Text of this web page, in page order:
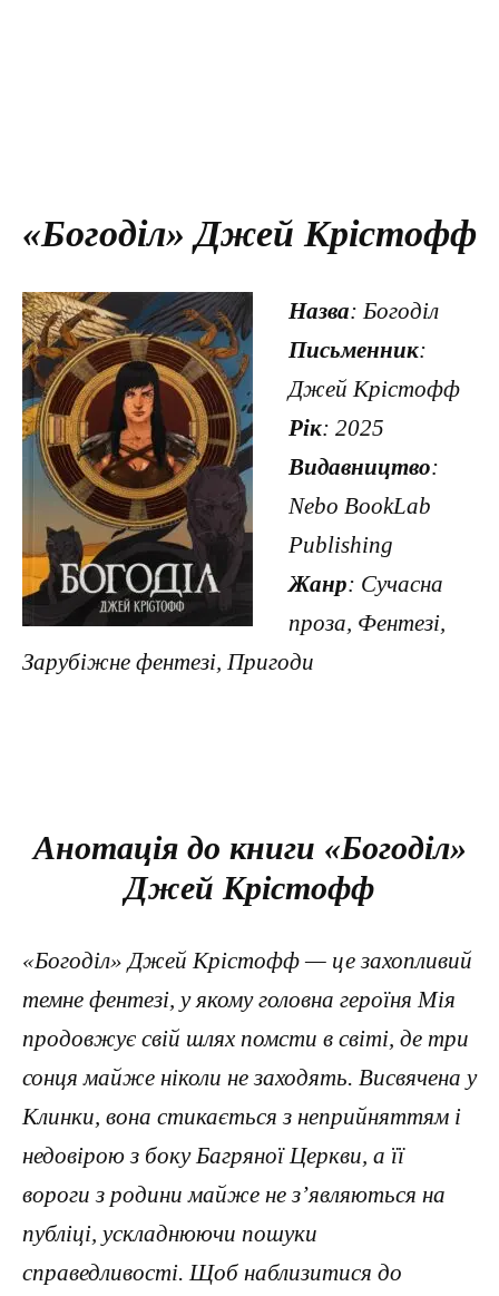
«Богоділ» Джей Крістофф
Назва: Богоділ
Письменник:
Джей Крістофф
Рік: 2025
Видавництво:
Nebo BookLab
Publishing
Жанр: Сучасна
проза, Фентезі,
Зарубіжне фентезі, Пригоди
Анотація до книги «Богоділ»
Джей Крістофф
«Богоділ» Джей Крістофф — це захопливий
темне фентезі, у якому головна героїня Мія
продовжує свій шлях помсти в світі, де три
сонця майже ніколи не заходять. Висвячена у
Клинки, вона стикається з неприйняттям і
недовірою з боку Багряної Церкви, а її
вороги з родини майже не з’являються на
публіці, ускладнюючи пошуки
справедливості. Щоб наблизитися до